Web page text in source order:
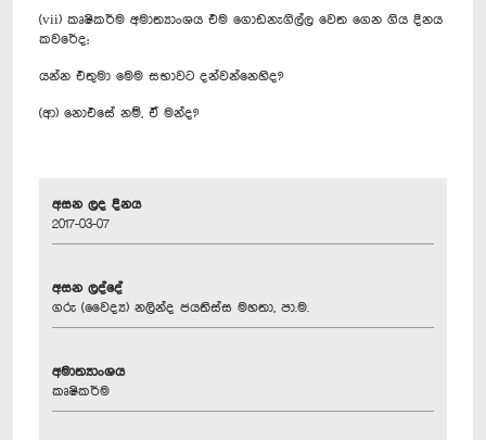
(vii) කෘෂිකර්ම අමාත්‍යාංශය එම ගොඩනැගිල්ල වෙත ගෙන ගිය දිනය
කවරේද;
යන්න එතුමා මෙම සභාවට දන්වන්නෙහිද?
(ආ) නොඑසේ නම්, ඒ මන්ද?
අසන ලද දිනය
2017-03-07
අසන ලද්දේ
ගරු (වෛද්‍ය) නලින්ද ජයතිස්ස මහතා, පා.ම.
අමාත්‍යාංශය
කෘෂිකර්ම